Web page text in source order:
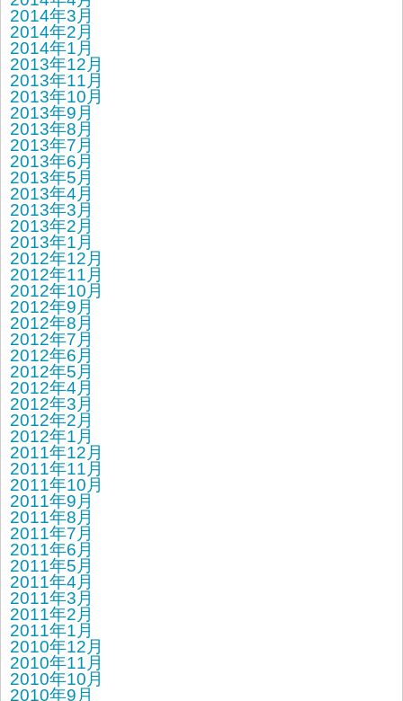
2014年3月
2014年2月
2014年1月
2013年12月
2013年11月
2013年10月
2013年9月
2013年8月
2013年7月
2013年6月
2013年5月
2013年4月
2013年3月
2013年2月
2013年1月
2012年12月
2012年11月
2012年10月
2012年9月
2012年8月
2012年7月
2012年6月
2012年5月
2012年4月
2012年3月
2012年2月
2012年1月
2011年12月
2011年11月
2011年10月
2011年9月
2011年8月
2011年7月
2011年6月
2011年5月
2011年4月
2011年3月
2011年2月
2011年1月
2010年12月
2010年11月
2010年10月
2010年9月